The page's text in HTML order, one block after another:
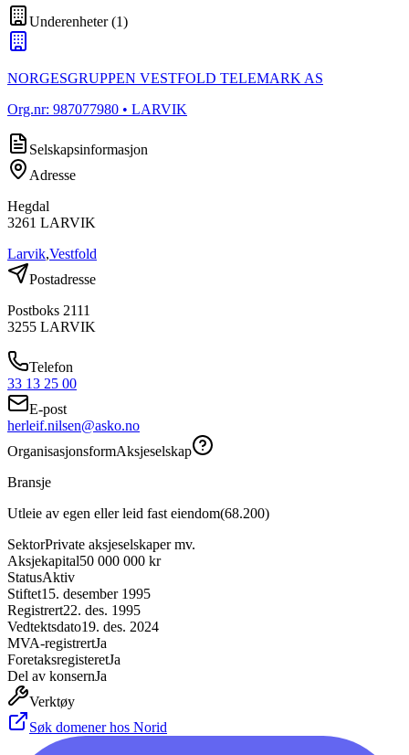
Underenheter(1)
NORGESGRUPPEN VESTFOLD TELEMARK AS
Org.nr: 987077980 • LARVIK
Selskapsinformasjon
Adresse
Hegdal
3261 LARVIK
Larvik,Vestfold
Postadresse
Postboks 2111
3255 LARVIK
Telefon
33 13 25 00
E-post
herleif.nilsen@asko.no
OrganisasjonsformAksjeselskap
Bransje
Utleie av egen eller leid fast eiendom(68.200)
SektorPrivate aksjeselskaper mv.
Aksjekapital50 000 000 kr
StatusAktiv
Stiftet15. desember 1995
Registrert22. des. 1995
Vedtektsdato19. des. 2024
MVA-registrertJa
ForetaksregisteretJa
Del av konsernJa
Verktøy
Søk domener hos Norid